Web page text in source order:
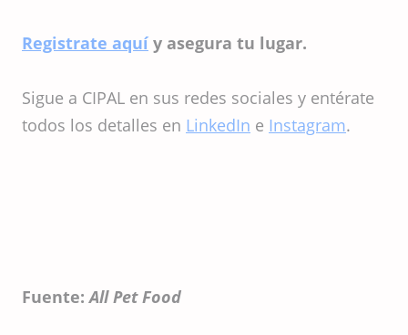
Registrate aquí y asegura tu lugar.
Sigue a CIPAL en sus redes sociales y entérate
todos los detalles en LinkedIn e Instagram.
Fuente:All Pet Food